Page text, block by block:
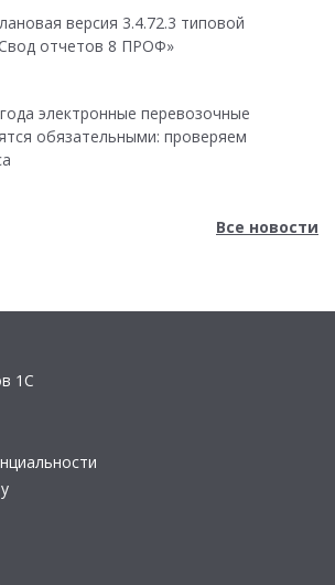
версия 3.4.72.3 типовой
отчетов 8 ПРОФ»
электронные перевозочные
обязательными: проверяем
Все новости
1С